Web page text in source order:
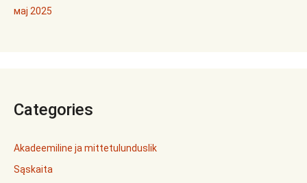
мај 2025
Categories
Akadeemiline ja mittetulunduslik
Sąskaita